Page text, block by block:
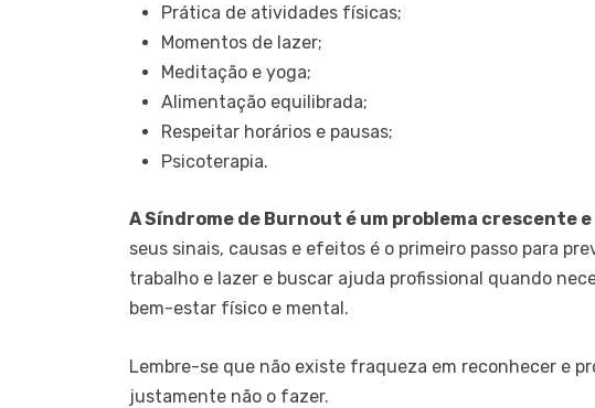
Prática de atividades físicas;
Momentos de lazer;
Meditação e yoga;
Alimentação equilibrada;
Respeitar horários e pausas;
Psicoterapia.
A Síndrome de Burnout é um problema crescente
seus sinais, causas e efeitos é o primeiro passo para
trabalho e lazer e buscar ajuda profissional quando
bem-estar físico e mental.
Lembre-se que não existe fraqueza em reconhecer e
justamente não o fazer.